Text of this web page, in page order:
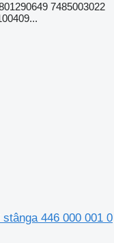
7485003022
446 000 001 0